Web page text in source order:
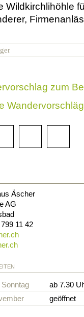
Wildkirchlihöhle
zum
Äscher
AG
11 42
ab 7.30